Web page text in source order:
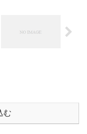
む